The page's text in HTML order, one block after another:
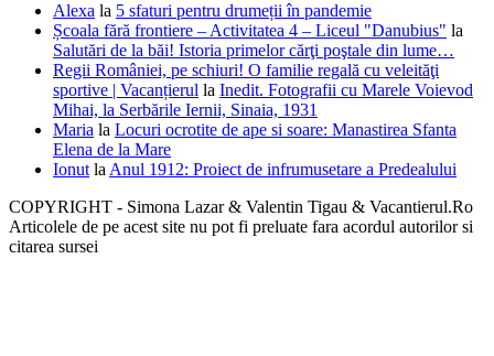
Alexa la 5 sfaturi pentru drumeții în pandemie
Școala fără frontiere – Activitatea 4 – Liceul "Danubius" la
Salutări de la băi! Istoria primelor cărţi poştale din lume…
Regii României, pe schiuri! O familie regală cu veleităţi
sportive | Vacanțierul la Inedit. Fotografii cu Marele Voievod
Mihai, la Serbările Iernii, Sinaia, 1931
Maria la Locuri ocrotite de ape si soare: Manastirea Sfanta
Elena de la Mare
Ionut la Anul 1912: Proiect de infrumusetare a Predealului
COPYRIGHT - Simona Lazar & Valentin Tigau & Vacantierul.Ro
Articolele de pe acest site nu pot fi preluate fara acordul autorilor si
citarea sursei